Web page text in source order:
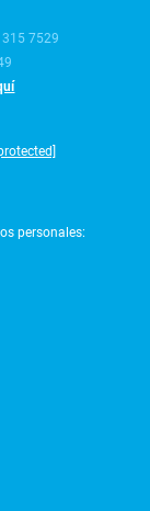
7529
personales: